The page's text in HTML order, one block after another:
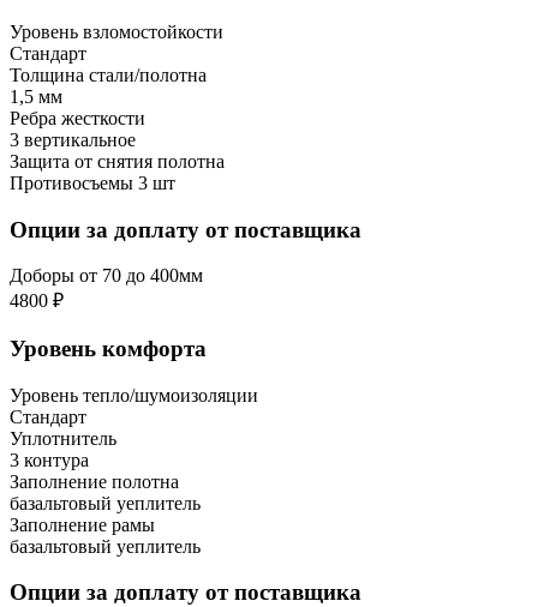
Уровень взломостойкости
Стандарт
Толщина стали/полотна
1,5 мм
Ребра жесткости
3 вертикальное
Защита от снятия полотна
Противосъемы 3 шт
Опции за доплату от поставщика
Доборы от 70 до 400мм
4800 ₽
Уровень комфорта
Уровень тепло/шумоизоляции
Стандарт
Уплотнитель
3 контура
Заполнение полотна
базальтовый уеплитель
Заполнение рамы
базальтовый уеплитель
Опции за доплату от поставщика